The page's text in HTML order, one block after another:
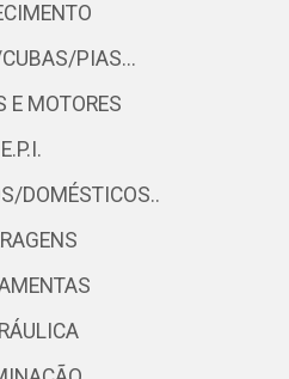
PIAS...
E MOTORES
E.P.I.
DOMÉSTICOS..